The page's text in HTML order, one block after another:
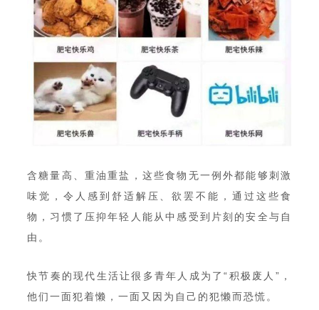
含糖量高、重油重盐，这些食物无一例外都能够刺激
味觉，令人感到舒适解压、欲罢不能，通过这些食
物，习惯了压抑年轻人能从中感受到片刻的安全与自
由。
快节奏的现代生活让很多青年人成为了“积极废人”，
他们一面犯着懒，一面又因为自己的犯懒而恐慌。